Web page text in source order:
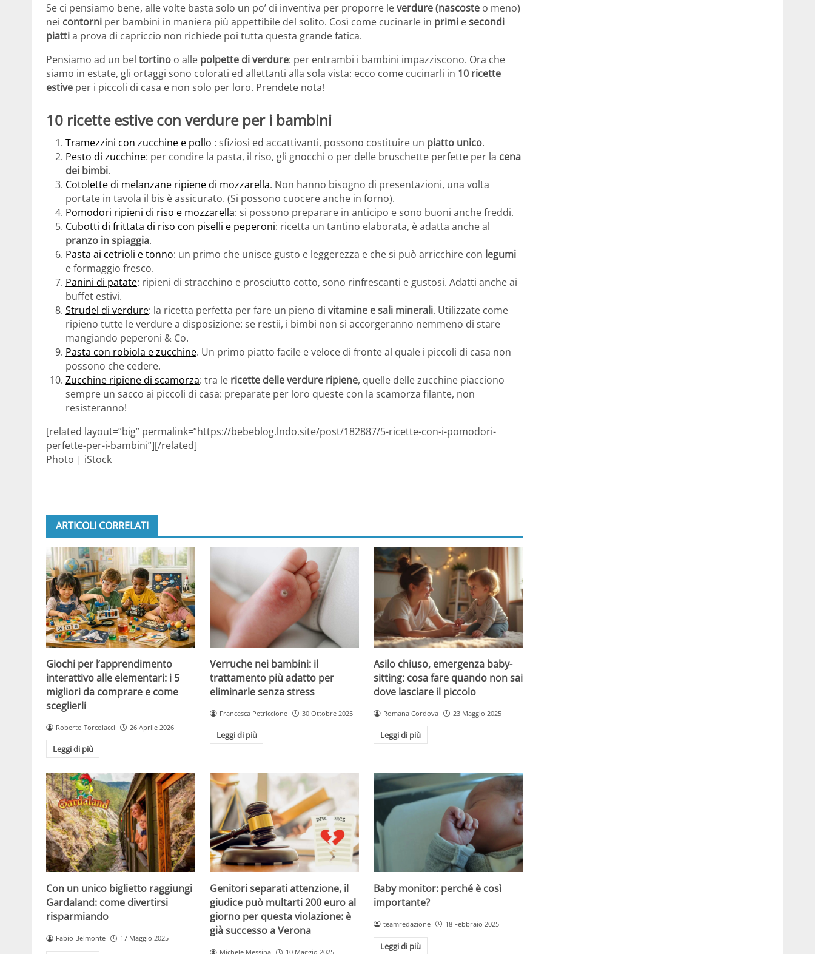
Se ci pensiamo bene, alle volte basta solo un po’ di inventiva per proporre leverdure (nascoste o meno)
nei contorni per bambini in maniera più appettibile del solito. Così come cucinarle in primi esecondi
piattia prova di capriccio non richiede poi tutta questa grande fatica.
Pensiamo ad un bel tortino o alle polpette di verdure: per entrambi i bambini impazziscono. Ora che
siamo in estate, gli ortaggi sono colorati ed allettanti alla sola vista: ecco come cucinarli in 10 ricette
estive per i piccoli di casa e non solo per loro. Prendete nota!
10 ricette estive con verdure per i bambini
Tramezzini con zucchine e pollo : sfiziosi ed accattivanti, possono costituire un piatto unico.
Pesto di zucchine: per condire la pasta, il riso, gli gnocchi o per delle bruschette perfette per la cena
dei bimbi.
Cotolette di melanzane ripiene di mozzarella. Non hanno bisogno di presentazioni, una volta
portate in tavola il bis è assicurato. (Si possono cuocere anche in forno).
Pomodori ripieni di riso e mozzarella: si possono preparare in anticipo e sono buoni anche freddi.
Cubotti di frittata di riso con piselli e peperoni: ricetta un tantino elaborata, è adatta anche al
pranzo in spiaggia.
Pasta ai cetrioli e tonno: un primo che unisce gusto e leggerezza e che si può arricchire con legumi
e formaggio fresco.
Panini di patate: ripieni di stracchino e prosciutto cotto, sono rinfrescanti e gustosi. Adatti anche ai
buffet estivi.
Strudel di verdure: la ricetta perfetta per fare un pieno di vitamine e sali minerali. Utilizzate come
ripieno tutte le verdure a disposizione: se restii, i bimbi non si accorgeranno nemmeno di stare
mangiando peperoni & Co.
Pasta con robiola e zucchine. Un primo piatto facile e veloce di fronte al quale i piccoli di casa non
possono che cedere.
Zucchine ripiene di scamorza: tra le ricette delle verdure ripiene, quelle delle zucchine piacciono
sempre un sacco ai piccoli di casa: preparate per loro queste con la scamorza filante, non
resisteranno!
[related layout=”big” permalink=”https://bebeblog.lndo.site/post/182887/5-ricette-con-i-pomodori-
perfette-per-i-bambini”][/related]
Photo | iStock
ARTICOLI CORRELATI
Giochi per l’apprendimento
interattivo alle elementari: i 5
migliori da comprare e come
sceglierli
Roberto Torcolacci 26 Aprile 2026
Leggi di più
Verruche nei bambini: il
trattamento più adatto per
eliminarle senza stress
Francesca Petriccione 30 Ottobre 2025
Leggi di più
Asilo chiuso, emergenza baby-
sitting: cosa fare quando non sai
dove lasciare il piccolo
Romana Cordova 23 Maggio 2025
Leggi di più
Con un unico biglietto raggiungi
Gardaland: come divertirsi
risparmiando
Fabio Belmonte 17 Maggio 2025
Genitori separati attenzione, il
giudice può multarti 200 euro al
giorno per questa violazione: è
già successo a Verona
Michele Messina 10 Maggio 2025
Baby monitor: perché è così
importante?
teamredazione 18 Febbraio 2025
Leggi di più